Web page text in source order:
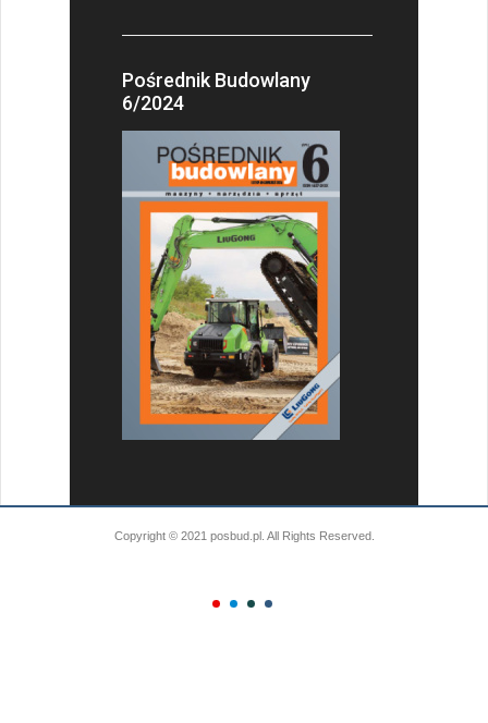
Pośrednik Budowlany
6/2024
Copyright © 2021 posbud.pl. All Rights Reserved.